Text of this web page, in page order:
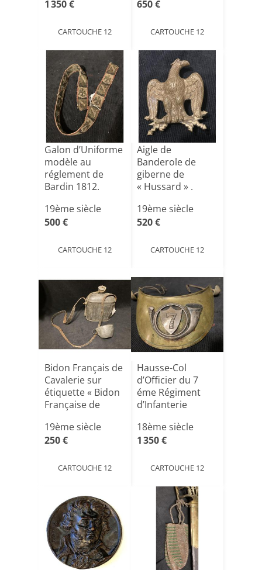
1 350 €
CARTOUCHE 12
650 €
CARTOUCHE 12
Galon d’Uniforme
modèle au
réglement de
Bardin 1812.
19ème siècle
500 €
CARTOUCHE 12
Aigle de
Banderole de
giberne de
« Hussard » .
[...]
19ème siècle
520 €
CARTOUCHE 12
Bidon Français de
Cavalerie sur
étiquette « Bidon
Française de
19ème siècle
250 €
CARTOUCHE 12
Hausse-Col
d’Officier du 7
éme Régiment
d’Infanterie
18ème siècle
1 350 €
CARTOUCHE 12